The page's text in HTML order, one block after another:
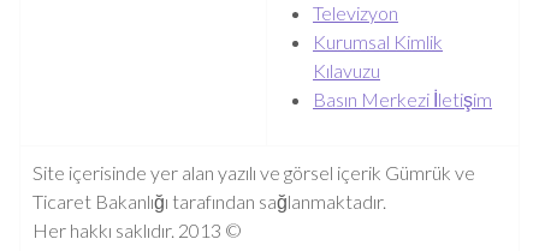
Televizyon
Kurumsal Kimlik
Kılavuzu
Basın Merkezi İletişim
Site içerisinde yer alan yazılı ve görsel içerik Gümrük ve
Ticaret Bakanlığı tarafından sağlanmaktadır.
Her hakkı saklıdır. 2013 ©